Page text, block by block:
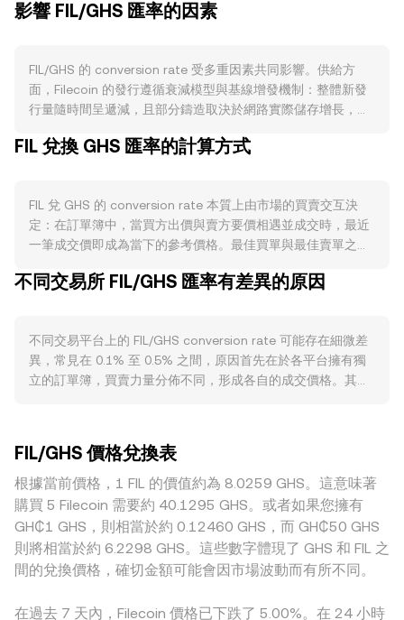
影響 FIL/GHS 匯率的因素
FIL/GHS 的 conversion rate 受多重因素共同影響。供給方
面，Filecoin 的發行遵循衰減模型與基線增發機制：整體新發
行量隨時間呈遞減，且部分鑄造取決於網路實際儲存增長，並
者）需鎖定 FIL 作為抵押與保證金，新增區塊獎勵也有線性釋
Filecoin 生態活動密切相關：有效儲存增長、檔案上鏈與檔案
檢索市場的成交活躍度、Filecoin Plus（DataCap）計畫對真
實資料上鏈的激勵、以及 Filecoin Virtual Machine（FVM）帶
抵押資產的使用需求。宏觀層面，FIL 通常與比特幣走勢存在
對法幣的短期波動。監管事件方面，針對加密資產的交易規
範、交易所法幣出入金政策、以及對去中心化儲存與資料合規
的監管信號，都可能影響 FIL 的可得性與需求。技術性動能則
包流向）等因素，這些都會在短期內改變 FIL/GHS 的成交重心
與波動幅度。
FIL 兌換 GHS 匯率的計算方式
FIL 兌 GHS 的 conversion rate 本質上由市場的買賣交互決
定：在訂單簿中，當買方出價與賣方要價相遇並成交時，最近
一筆成交價即成為當下的參考價格。最佳買單與最佳賣單之間
FIL/GHS 的即時共識。在多個平台之間，數據聚合商常用加權
大的市場對 VWAP 的影響越大。對於簡單換算，若當前
conversion rate 為 R，則 GHS 值 = FIL 數量 × R；反之 FIL 數
量 = GHS 值 / R。雖然 FIL 的主要流動性仍集中於中心化交易
與 y 分別代表兩種資產的儲備量，價格可近似為 y/x；當單邊
兌換放大時，池中儲備比例改變，價格也會即時調整。綜合而
言，單一平台的最後成交、跨平台的 VWAP 以及不同交易機制
下的報價共同構成了 FIL/GHS 的即時 conversion rate。
不同交易所 FIL/GHS 匯率有差異的原因
不同交易平台上的 FIL/GHS conversion rate 可能存在細微差
異，常見在 0.1% 至 0.5% 之間，原因首先在於各平台擁有獨
立的訂單簿，買賣力量分佈不同，形成各自的成交價格。其
或折價，例如部分地區對法幣出入金的限制、對加密資產交易
的合規要求、或本地使用者對去中心化儲存的實際需求，皆可
能讓 FIL 在該地的報價與全球均值有所偏移。再者，許多平台
的 FIL 定價先經由 FIL/USDT 或 FIL/USD 形成，再折算為
GHS；若 USDT 相對 GHS 存在輕微升貼水或擴大基差，最終
會傳導到 FIL/GHS 的標示價格。雖然套利者會在跨所價差拉大
時進行買低賣高，促使價格回歸，但受限於手續費、轉帳時
FIL/GHS 價格兌換表
根據當前價格，1 FIL 的價值約為 8.0259 GHS。這意味著
購買 5 Filecoin 需要約 40.1295 GHS。或者如果您擁有
GH₵1 GHS，則相當於約 0.12460 GHS，而 GH₵50 GHS
則將相當於約 6.2298 GHS。這些數字體現了 GHS 和 FIL 之
間的兌換價格，確切金額可能會因市場波動而有所不同。
在過去 7 天內，Filecoin 價格已下跌了 5.00%。在 24 小時